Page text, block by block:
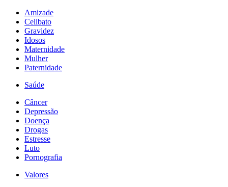
Amizade
Celibato
Gravidez
Idosos
Maternidade
Mulher
Paternidade
Saúde
Câncer
Depressão
Doença
Drogas
Estresse
Luto
Pornografia
Valores